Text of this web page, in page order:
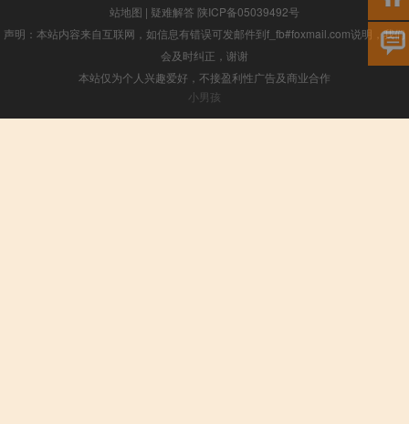
站地图 | 疑难解答 陕ICP备05039492号
声明：本站内容来自互联网，如信息有错误可发邮件到f_fb#foxmail.com说明，我们
会及时纠正，谢谢
本站仅为个人兴趣爱好，不接盈利性广告及商业合作
小男孩